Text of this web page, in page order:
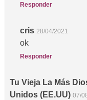
Responder
cris 28/04/2021
ok
Responder
Tu Vieja La Más
Unidos (EE.UU) 07/